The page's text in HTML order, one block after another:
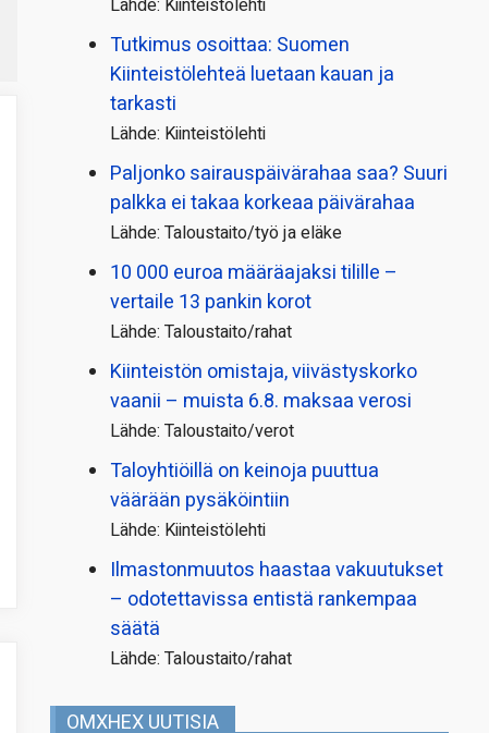
Lähde: Kiinteistölehti
Tutkimus osoittaa: Suomen
Kiinteistölehteä luetaan kauan ja
tarkasti
Lähde: Kiinteistölehti
Paljonko sairauspäivä­rahaa saa? Suuri
palkka ei takaa korkeaa päivärahaa
Lähde: Taloustaito/työ ja eläke
10 000 euroa määräajaksi tilille –
vertaile 13 pankin korot
Lähde: Taloustaito/rahat
Kiinteistön omistaja, viivästyskorko
vaanii – muista 6.8. maksaa verosi
Lähde: Taloustaito/verot
Taloyhtiöillä on keinoja puuttua
väärään pysäköintiin
Lähde: Kiinteistölehti
Ilmastonmuutos haastaa vakuutukset
– odotettavissa entistä rankempaa
säätä
Lähde: Taloustaito/rahat
OMXHEX UUTISIA